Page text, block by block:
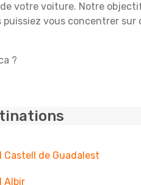
votre voiture. Notre
vous concentrer
?
Castell de Guadalest
Albir